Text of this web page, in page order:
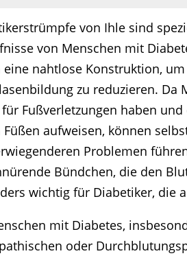
von Ihle sind
von Menschen mit
eine nahtlose Konstruktion,
zu reduzieren. Da
für Fußverletzungen haben
Füßen aufweisen, können
Problemen
Bündchen, die den
wichtig für Diabetiker, die
mit Diabetes,
oder